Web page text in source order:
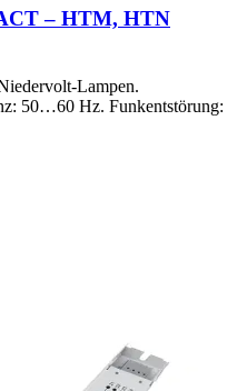
– HTM, HTN
Lampen.
50…60 Hz. Funkentstörung: